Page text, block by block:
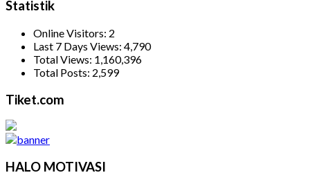
Statistik
Online Visitors: 2
Last 7 Days Views: 4,790
Total Views: 1,160,396
Total Posts: 2,599
Tiket.com
HALO MOTIVASI